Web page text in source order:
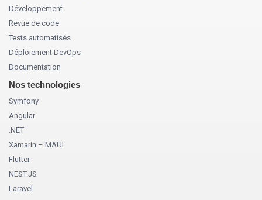
Développement
Revue de code
Tests automatisés
Déploiement DevOps
Documentation
Nos technologies
Symfony
Angular
.NET
Xamarin – MAUI
Flutter
NEST.JS
Laravel